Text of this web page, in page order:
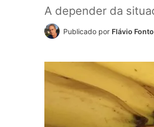
A depender da
Publicado por Flávio